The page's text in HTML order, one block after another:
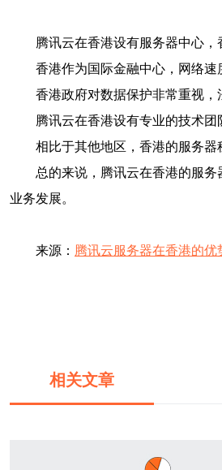
腾讯云在香港设有服务器中心
香港作为国际金融中心，网络速
香港政府对数据保护非常重视，
腾讯云在香港设有专业的技术
相比于其他地区，香港的服务器
总的来说，腾讯云在香港的服
业务发展。
来源： 腾讯云服务器在香港的优
相关文章